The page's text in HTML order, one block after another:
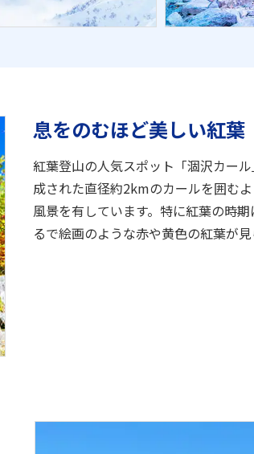
息をのむほど美しい紅葉
紅葉登山の人気スポット「涸沢カー
成された直径約2kmのカールを囲む
風景を有しています。特に紅葉の時
るで絵画のような赤や黄色の紅葉が見